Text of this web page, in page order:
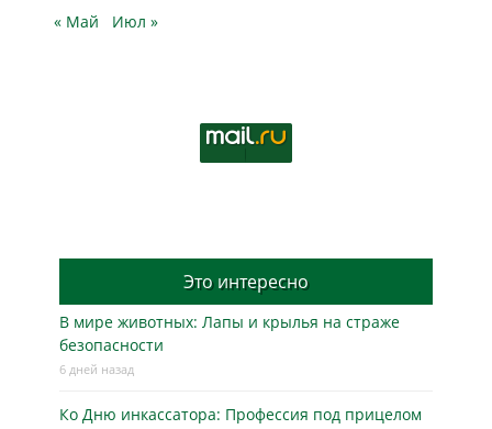
« Май Июл »
Это интересно
В мире животных: Лапы и крылья на страже
безопасности
6 дней назад
Ко Дню инкассатора: Профессия под прицелом